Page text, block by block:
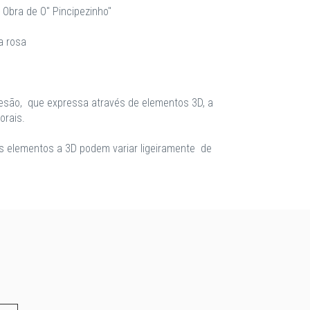
de O" Pincipezinho"
rosa
que expressa através de elementos 3D, a
elementos a 3D podem variar ligeiramente de